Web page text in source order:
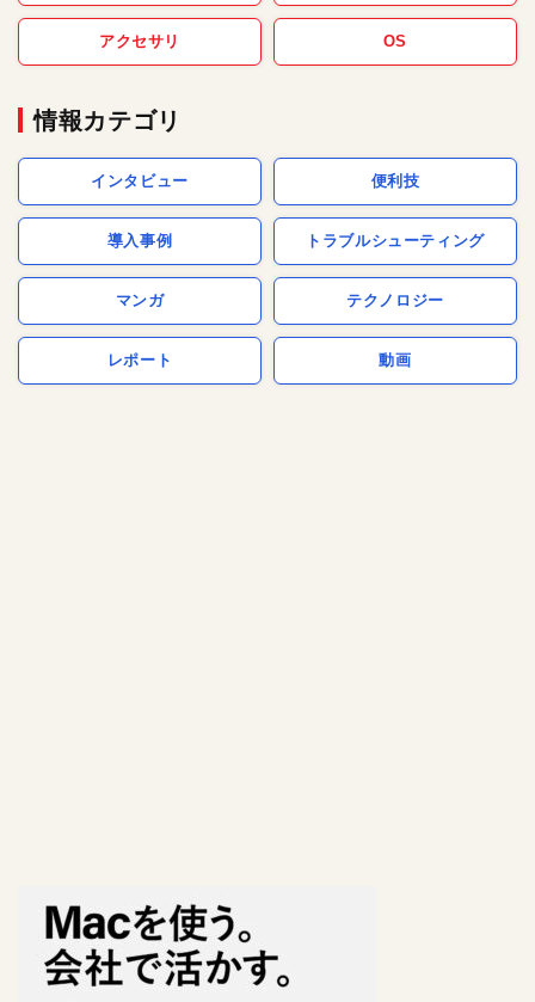
アクセサリ OS
情報カテゴリ
インタビュー 便利技
導入事例 トラブルシューティング
マンガ テクノロジー
レポート 動画